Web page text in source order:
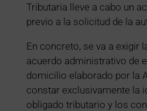
Tributaria lleve a cabo un
previo a la solicitud de la
En concreto, se va a exigir
acuerdo administrativo de
domicilio elaborado por la
constar exclusivamente la
obligado tributario y los